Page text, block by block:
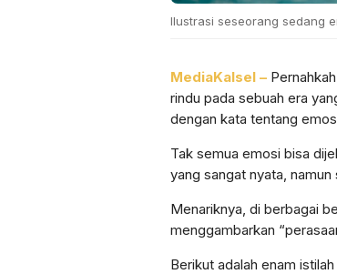
Ilustrasi seseorang sedang
MediaKalsel –
rindu pada sebuah era
dengan kata tentang
Tak semua emosi bisa
yang sangat nyata,
Menariknya, di berbagai
menggambarkan
Berikut adalah enam